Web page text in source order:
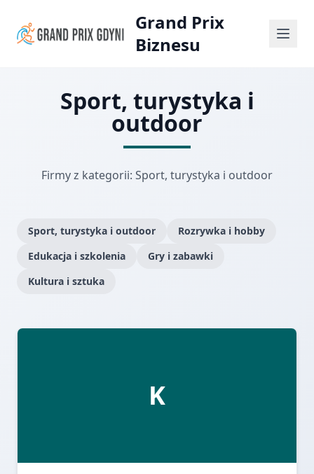
Grand Prix
Biznesu
Sport, turystyka i
outdoor
Firmy z kategorii: Sport, turystyka i outdoor
Sport, turystyka i outdoor
Rozrywka i hobby
Edukacja i szkolenia
Gry i zabawki
Kultura i sztuka
K